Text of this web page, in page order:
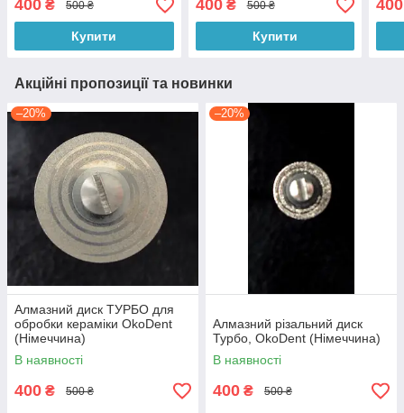
400 ₴ 500 ₴
Купити
400₴ 500 ₴
Купити
400
Акційні пропозиції та новинки
–20%
Алмазний диск ТУРБО для
обробки кераміки OkoDent
(Німеччина)
В наявності
400 ₴ 500 ₴
–20%
Алмазний різальний диск
Турбо, OkoDent (Німеччина)
В наявності
400 ₴ 500 ₴